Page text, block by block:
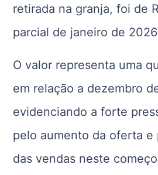
retirada na granja, foi de
parcial de janeiro de
O valor representa uma
em relação a dezembro
evidenciando a forte
pelo aumento da oferta e
das vendas neste